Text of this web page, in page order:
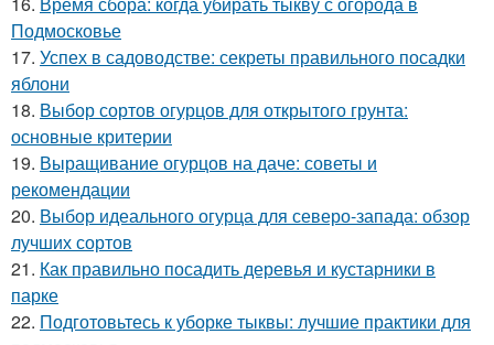
Подмосковье
17. Успех в садоводстве: секреты правильного посадки
яблони
18. Выбор сортов огурцов для открытого грунта:
основные критерии
19. Выращивание огурцов на даче: советы и
рекомендации
20. Выбор идеального огурца для северо-запада: обзор
лучших сортов
21. Как правильно посадить деревья и кустарники в
парке
22. Подготовьтесь к уборке тыквы: лучшие практики для